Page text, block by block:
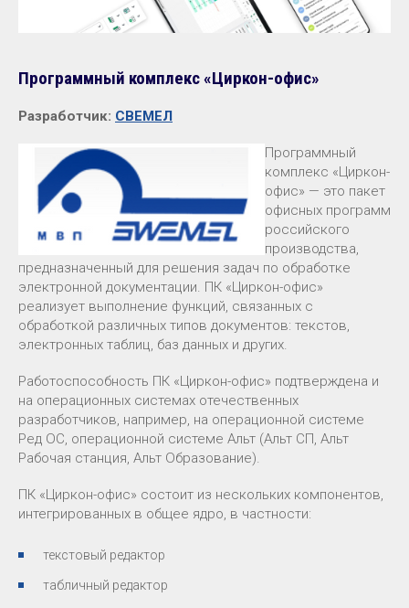
Программный комплекс «Циркон-офис»
Разработчик: СВЕМЕЛ
Программный
комплекс «Циркон-
офис» — это пакет
офисных программ
российского
производства,
предназначенный для решения задач по обработке
электронной документации. ПК «Циркон-офис»
реализует выполнение функций, связанных с
обработкой различных типов документов: текстов,
электронных таблиц, баз данных и других.
Работоспособность ПК «Циркон-офис» подтверждена и
на операционных системах отечественных
разработчиков, например, на операционной системе
Ред ОС, операционной системе Альт (Альт СП, Альт
Рабочая станция, Альт Образование).
ПК «Циркон-офис» состоит из нескольких компонентов,
интегрированных в общее ядро, в частности:
текстовый редактор
табличный редактор